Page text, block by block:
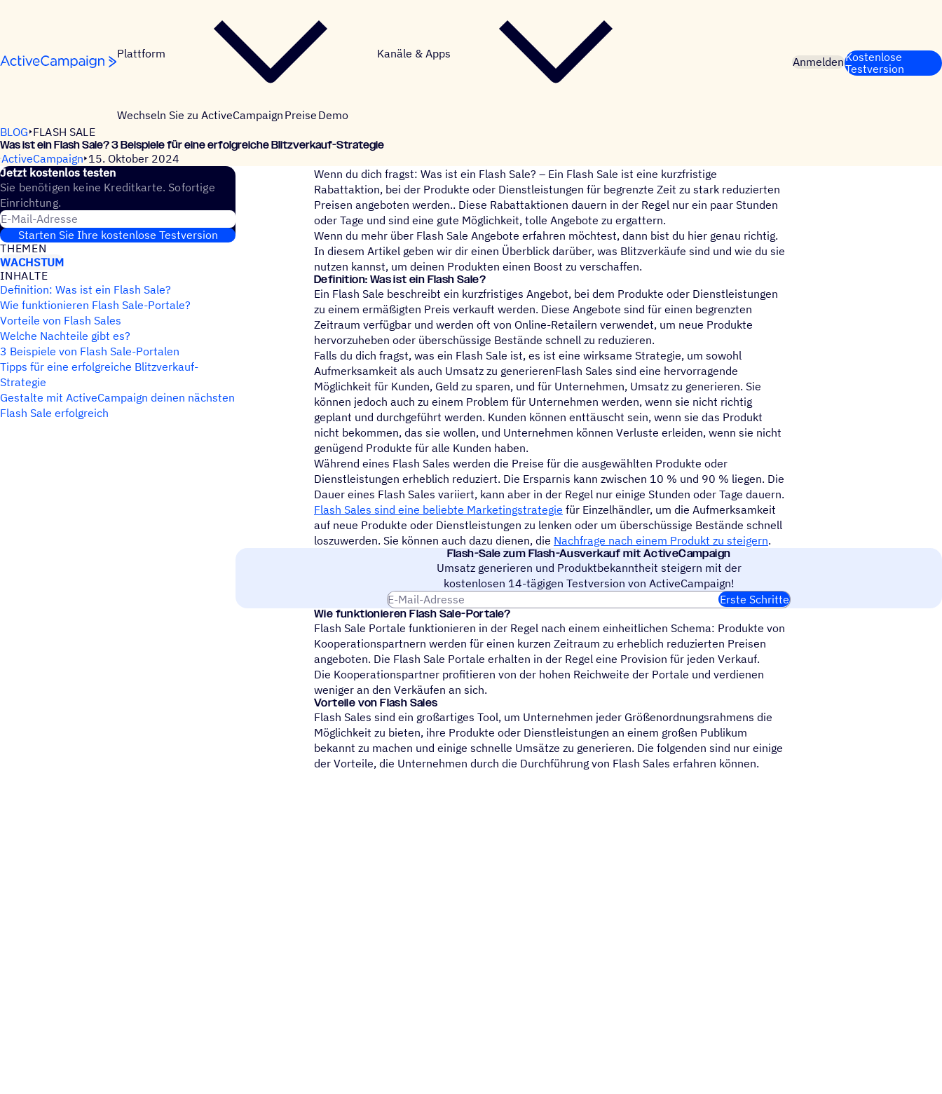
Plattform Kanäle & Apps
Wechseln Sie zu ActiveCampaign Preise Demo
AnmeldenKostenlose
Testversion
BLOG FLASH SALE
Was ist ein Flash Sale? 3 Beispiele für eine erfolgreiche Blitzverkauf-Strategie
ActiveCampaign 15. Oktober 2024
Jetzt kosten­los testen
Sie benötigen keine Kreditkarte. Sofortige
Einrichtung.
E-Mail-Adresse
Starten Sie Ihre kostenlose Testversion
THEMEN
WACHSTUM
INHALTE
Definition: Was ist ein Flash Sale?
Wie funktionieren Flash Sale-Portale?
Vorteile von Flash Sales
Welche Nachteile gibt es?
3 Beispiele von Flash Sale-Portalen
Tipps für eine erfolgreiche Blitzverkauf-
Strategie
Gestalte mit ActiveCampaign deinen nächsten
Flash Sale erfolgreich
Wenn du dich fragst: Was ist ein Flash Sale? – Ein Flash Sale ist eine kurzfristige
Rabattaktion, bei der Produkte oder Dienstleistungen für begrenzte Zeit zu stark reduzierten
Preisen angeboten werden.. Diese Rabattaktionen dauern in der Regel nur ein paar Stunden
oder Tage und sind eine gute Möglichkeit, tolle Angebote zu ergattern.
Wenn du mehr über Flash Sale Angebote erfahren möchtest, dann bist du hier genau richtig.
In diesem Artikel geben wir dir einen Überblick darüber, was Blitzverkäufe sind und wie du sie
nutzen kannst, um deinen Produkten einen Boost zu verschaffen.
Defi­ni­tion: Was ist ein Flash Sale?
Ein Flash Sale beschreibt ein kurzfristiges Angebot, bei dem Produkte oder Dienstleistungen
zu einem ermäßigten Preis verkauft werden. Diese Angebote sind für einen begrenzten
Zeitraum verfügbar und werden oft von Online-Retailern verwendet, um neue Produkte
hervorzuheben oder überschüssige Bestände schnell zu reduzieren.
Falls du dich fragst, was ein Flash Sale ist, es ist eine wirksame Strategie, um sowohl
Aufmerksamkeit als auch Umsatz zu generierenFlash Sales sind eine hervorragende
Möglichkeit für Kunden, Geld zu sparen, und für Unternehmen, Umsatz zu generieren. Sie
können jedoch auch zu einem Problem für Unternehmen werden, wenn sie nicht richtig
geplant und durchgeführt werden. Kunden können enttäuscht sein, wenn sie das Produkt
nicht bekommen, das sie wollen, und Unternehmen können Verluste erleiden, wenn sie nicht
genügend Produkte für alle Kunden haben.
Während eines Flash Sales werden die Preise für die ausgewählten Produkte oder
Dienstleistungen erheblich reduziert. Die Ersparnis kann zwischen 10 % und 90 % liegen. Die
Dauer eines Flash Sales variiert, kann aber in der Regel nur einige Stunden oder Tage dauern.
Flash Sales sind eine beliebte Marketingstrategie für Einzelhändler, um die Aufmerksamkeit
auf neue Produkte oder Dienstleistungen zu lenken oder um überschüssige Bestände schnell
loszuwerden. Sie können auch dazu dienen, die Nachfrage nach einem Produkt zu steigern.
Flash-Sale zum Flash-Ausver­kauf mit ActiveCampaign
Umsatz generieren und Produktbekanntheit steigern mit der
kostenlosen 14-tägigen Testversion von ActiveCampaign!
E-Mail-Adresse
Erste Schritte
Wie funk­tio­nie­ren Flash Sale-Portale?
Flash Sale Portale funktionieren in der Regel nach einem einheitlichen Schema: Produkte von
Kooperationspartnern werden für einen kurzen Zeitraum zu erheblich reduzierten Preisen
angeboten. Die Flash Sale Portale erhalten in der Regel eine Provision für jeden Verkauf.
Die Kooperationspartner profitieren von der hohen Reichweite der Portale und verdienen
weniger an den Verkäufen an sich.
Vorteile von Flash Sales
Flash Sales sind ein großartiges Tool, um Unternehmen jeder Größenordnungsrahmens die
Möglichkeit zu bieten, ihre Produkte oder Dienstleistungen an einem großen Publikum
bekannt zu machen und einige schnelle Umsätze zu generieren. Die folgenden sind nur einige
der Vorteile, die Unternehmen durch die Durchführung von Flash Sales erfahren können.